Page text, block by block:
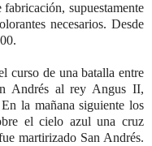
supuestamente
necesarios. Desde
curso de una batalla entre
Andrés al rey Angus II,
la mañana siguiente los
el cielo azul una cruz
martirizado San Andrés.